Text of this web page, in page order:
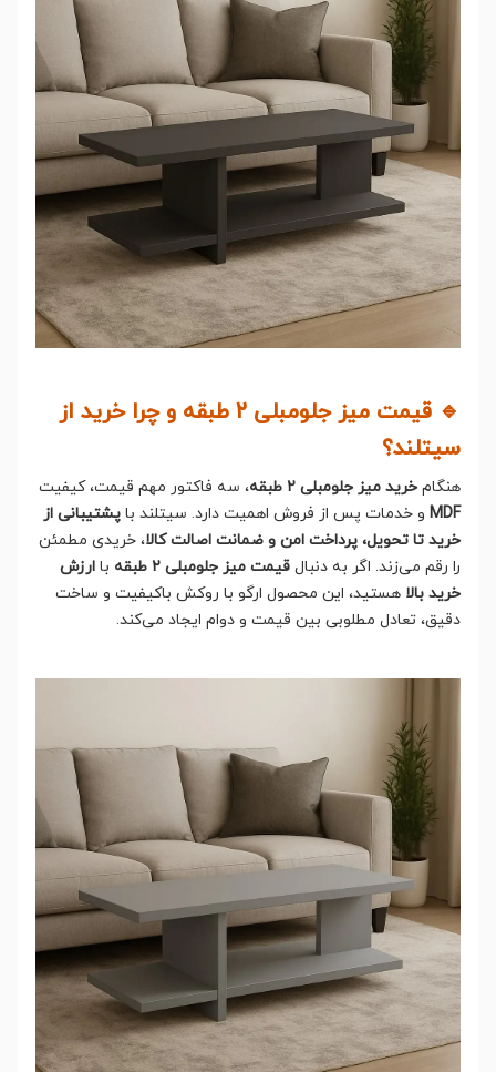
🔹 قیمت میز جلومبلی ۲ طبقه و چرا خرید از
سیتلند؟
هنگام خرید میز جلومبلی ۲ طبقه
، سه فاکتور مهم قیمت، کیفیت
MDF و خدمات پس از فروش اهمیت دارد. سیتلند با پشتیبانی از
خرید تا تحویل، پرداخت امن و ضمانت اصالت کالا، خریدی مطمئن
را رقم می‌زند. اگر به دنبال قیمت میز جلومبلی ۲ طبقه با ارزش
خرید بالا هستید، این محصول ارگو با روکش باکیفیت و ساخت
دقیق، تعادل مطلوبی بین قیمت و دوام ایجاد می‌کند.